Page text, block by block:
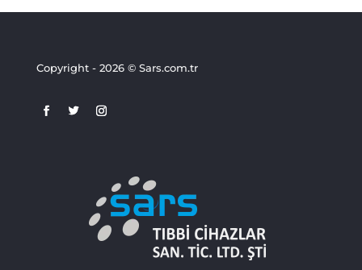
Copyright - 2026 © Sars.com.tr